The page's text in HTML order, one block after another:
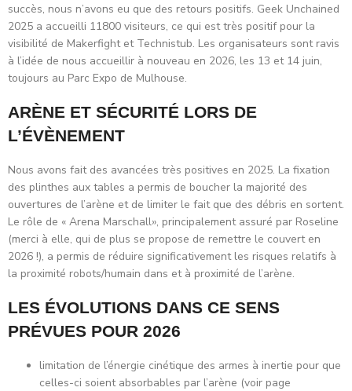
succès, nous n’avons eu que des retours positifs. Geek Unchained
2025 a accueilli 11800 visiteurs, ce qui est très positif pour la
visibilité de Makerfight et Technistub. Les organisateurs sont ravis
à l’idée de nous accueillir à nouveau en 2026, les 13 et 14 juin,
toujours au Parc Expo de Mulhouse.
ARÈNE ET SÉCURITÉ LORS DE
L’ÉVÈNEMENT
Nous avons fait des avancées très positives en 2025. La fixation
des plinthes aux tables a permis de boucher la majorité des
ouvertures de l’arène et de limiter le fait que des débris en sortent.
Le rôle de « Arena Marschall», principalement assuré par Roseline
(merci à elle, qui de plus se propose de remettre le couvert en
2026 !), a permis de réduire significativement les risques relatifs à
la proximité robots/humain dans et à proximité de l’arène.
LES ÉVOLUTIONS DANS CE SENS
PRÉVUES POUR 2026
limitation de l’énergie cinétique des armes à inertie pour que
celles-ci soient absorbables par l’arène (voir page